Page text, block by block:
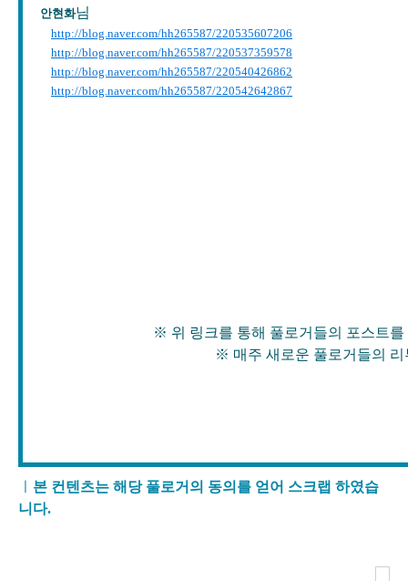
안현화님
http://blog.naver.com/hh265587/220535607206
http://blog.naver.com/hh265587/220537359578
http://blog.naver.com/hh265587/220540426862
http://blog.naver.com/hh265587/220542642867
※ 위 링크를 통해 풀로거들의 포스트를 확인
※ 매주 새로운 풀로거들의 리뷰가
본 컨텐츠는 해당 풀로거의 동의를 얻어 스크랩 하였습
니다.